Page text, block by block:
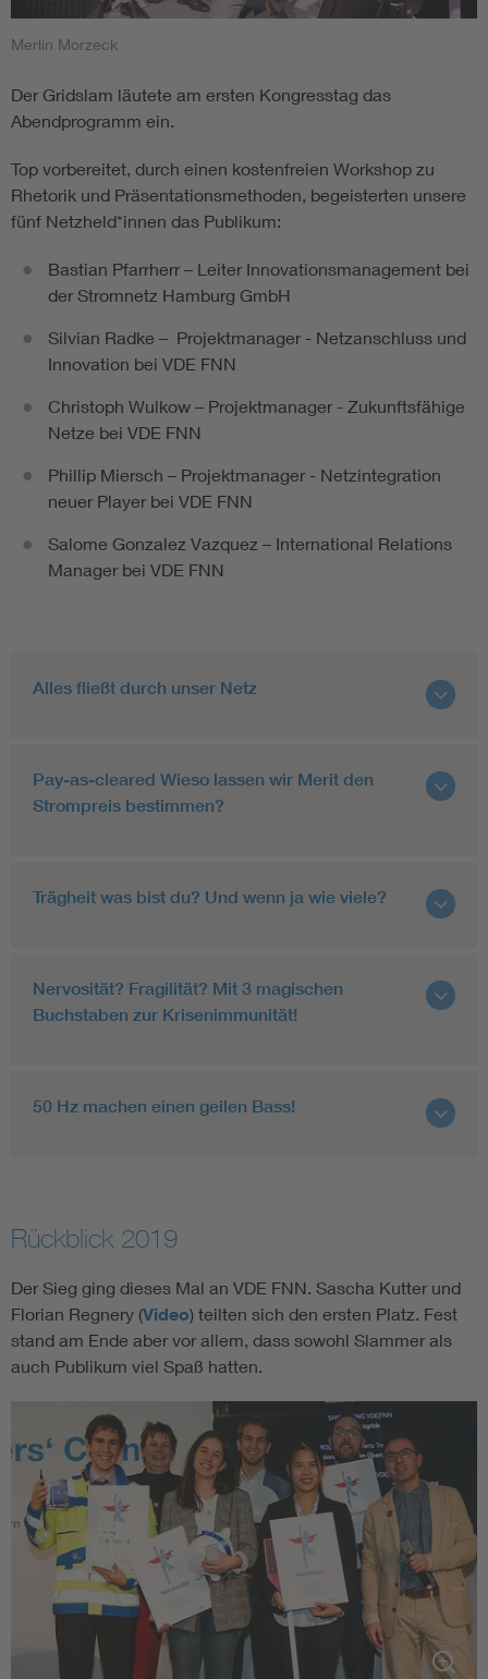
Merlin Morzeck
Der Gridslam läutete am ersten Kongresstag das
Abendprogramm ein.
Top vorbereitet, durch einen kostenfreien Workshop zu
Rhetorik und Präsentationsmethoden, begeisterten unsere
fünf Netzheld*innen das Publikum:
Bastian Pfarrherr – Leiter Innovationsmanagement bei
der Stromnetz Hamburg GmbH
Silvian Radke – Projektmanager - Netzanschluss und
Innovation bei VDE FNN
Christoph Wulkow – Projektmanager - Zukunftsfähige
Netze bei VDE FNN
Phillip Miersch – Projektmanager - Netzintegration
neuer Player bei VDE FNN
Salome Gonzalez Vazquez – International Relations
Manager bei VDE FNN
Alles fließt durch unser Netz
Pay-as-cleared Wieso lassen wir Merit den
Strompreis bestimmen?
Trägheit was bist du? Und wenn ja wie viele?
Nervosität? Fragilität? Mit 3 magischen
Buchstaben zur Krisenimmunität!
50 Hz machen einen geilen Bass!
Rückblick 2019
Der Sieg ging dieses Mal an VDE FNN. Sascha Kutter und
Florian Regnery (Video) teilten sich den ersten Platz. Fest
stand am Ende aber vor allem, dass sowohl Slammer als
auch Publikum viel Spaß hatten.